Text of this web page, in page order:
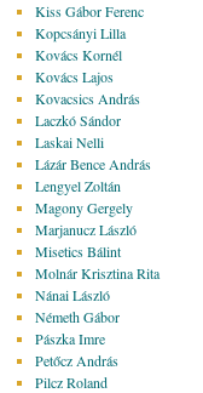
Kiss Gábor Ferenc
Kopcsányi Lilla
Kovács Kornél
Kovács Lajos
Kovacsics András
Laczkó Sándor
Laskai Nelli
Lázár Bence András
Lengyel Zoltán
Magony Gergely
Marjanucz László
Misetics Bálint
Molnár Krisztina Rita
Nánai László
Németh Gábor
Pászka Imre
Petőcz András
Pilcz Roland